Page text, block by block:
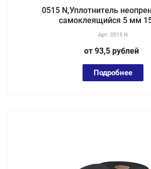
0515 N,Уплотнитель
самоклеящийся 5 мм
Арт. 0515 N
от 93,5 рублей
Подробнее